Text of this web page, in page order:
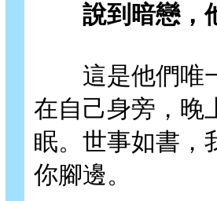
說到暗戀
這是他們唯一
在自己身旁，晚
眠。世事如書，
你腳邊。